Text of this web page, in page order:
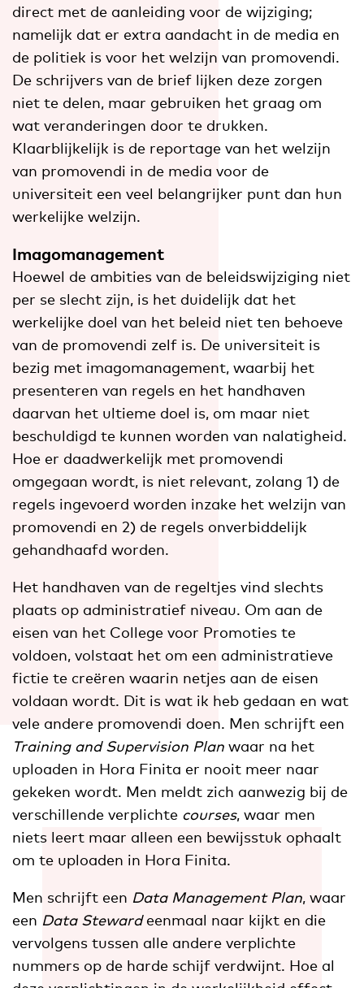
direct met de aanleiding voor de wijziging;
namelijk dat er extra aandacht in de media en
de politiek is voor het welzijn van promovendi.
De schrijvers van de brief lijken deze zorgen
niet te delen, maar gebruiken het graag om
wat veranderingen door te drukken.
Klaarblijkelijk is de reportage van het welzijn
van promovendi in de media voor de
universiteit een veel belangrijker punt dan hun
werkelijke welzijn.
Imagomanagement
Hoewel de ambities van de beleidswijziging niet
per se slecht zijn, is het duidelijk dat het
werkelijke doel van het beleid niet ten behoeve
van de promovendi zelf is. De universiteit is
bezig met imagomanagement, waarbij het
presenteren van regels en het handhaven
daarvan het ultieme doel is, om maar niet
beschuldigd te kunnen worden van nalatigheid.
Hoe er daadwerkelijk met promovendi
omgegaan wordt, is niet relevant, zolang 1) de
regels ingevoerd worden inzake het welzijn van
promovendi en 2) de regels onverbiddelijk
gehandhaafd worden.
Het handhaven van de regeltjes vind slechts
plaats op administratief niveau. Om aan de
eisen van het College voor Promoties te
voldoen, volstaat het om een administratieve
fictie te creëren waarin netjes aan de eisen
voldaan wordt. Dit is wat ik heb gedaan en wat
vele andere promovendi doen. Men schrijft een
Training and Supervision Plan waar na het
uploaden in Hora Finita er nooit meer naar
gekeken wordt. Men meldt zich aanwezig bij de
verschillende verplichte courses, waar men
niets leert maar alleen een bewijsstuk ophaalt
om te uploaden in Hora Finita.
Men schrijft een Data Management Plan, waar
een Data Stewardeenmaal naar kijkt en die
vervolgens tussen alle andere verplichte
nummers op de harde schijf verdwijnt. Hoe al